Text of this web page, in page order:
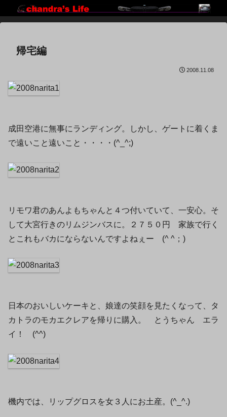
帰宅編
2008.11.08
成田空港に無事にランディング。しかし、ゲートに着くま
で遠いこと遠いこと・・・・(^_^;)
リモワ君のあんよもちゃんと４つ付いていて、一安心。そ
して大宮行きのリムジンバスに。２７５０円 家族で行く
とこれもバカにならないんですよねぇー (^ ^；)
日本のおいしいケーキと、娘達の笑顔を見たくなって、タ
カトラのモカエクレアを帰りに購入。 とうちゃん エラ
イ！ (^^)
機内では、リップグロスを女３人にお土産。(^_^.)